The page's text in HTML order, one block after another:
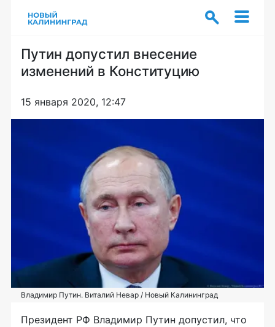
Путин допустил внесение
изменений в Конституцию
15 января 2020, 12:47
Владимир Путин. Виталий Невар / Новый Калининград
Президент РФ Владимир Путин допустил, что